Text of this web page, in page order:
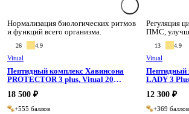
Нормализация биологических ритмов
и функций всего организма.
26 4.9
Vitual
Пептидный комплекс Хавинсона
PROTECTOR 3 plus, Vitual 20
18 500 ₽
+555 баллов
Регуляция
ПМС,
13 4.9
Vitual
Пептидный
LADY 3 Plus, Vitual
12 300 ₽
+369 баллов